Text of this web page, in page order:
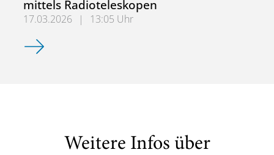
mittels Radioteleskopen
17.03.2026 |
13:05 Uhr
Astrophysiker Karl-Heinz Kampert über die Suche nach
Weitere Infos über